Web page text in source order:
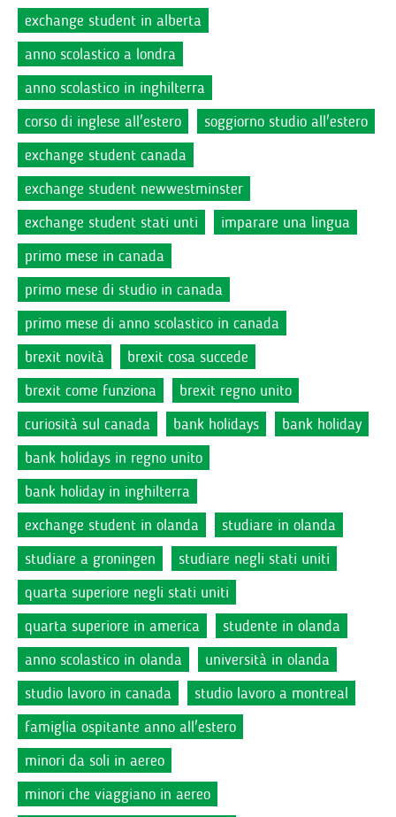
exchange student in alberta
anno scolastico a londra
anno scolastico in inghilterra
corso di inglese all'estero
soggiorno studio all'estero
exchange student canada
exchange student newwestminster
exchange student stati unti
imparare una lingua
primo mese in canada
primo mese di studio in canada
primo mese di anno scolastico in canada
brexit novità
brexit cosa succede
brexit come funziona
brexit regno unito
curiosità sul canada
bank holidays
bank holiday
bank holidays in regno unito
bank holiday in inghilterra
exchange student in olanda
studiare in olanda
studiare a groningen
studiare negli stati uniti
quarta superiore negli stati uniti
quarta superiore in america
studente in olanda
anno scolastico in olanda
università in olanda
studio lavoro in canada
studio lavoro a montreal
famiglia ospitante anno all'estero
minori da soli in aereo
minori che viaggiano in aereo